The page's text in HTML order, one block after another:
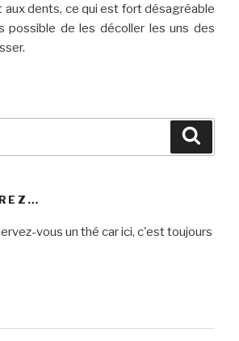
aux dents, ce qui est fort désagréable
possible de les décoller les uns des
vous un thé car ici, c'est toujours